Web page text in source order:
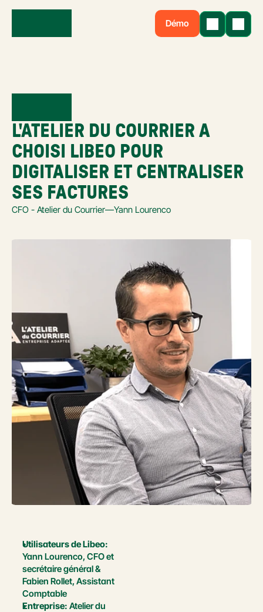
Démo
L'ATELIER DU COURRIER A
CHOISI LIBEO POUR
DIGITALISER ET CENTRALISER
SES FACTURES
CFO - Atelier du Courrier—Yann Lourenco
Utilisateurs de Libeo:
Yann Lourenco, CFO et
secrétaire général &
Fabien Rollet, Assistant
Comptable
Entreprise: Atelier du